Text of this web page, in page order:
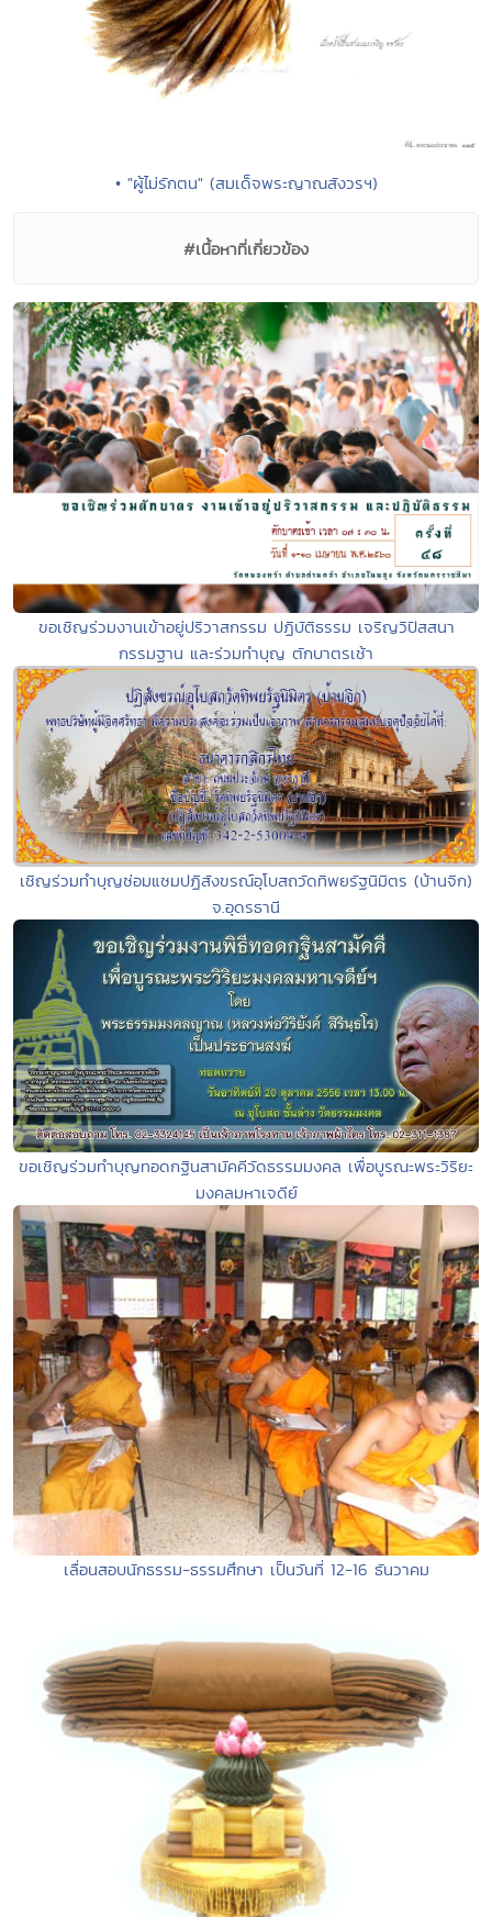
• "ผู้ไม่รักตน" (สมเด็จพระญาณสังวรฯ)
#เนื้อหาที่เกี่ยวข้อง
ขอเชิญร่วมงานเข้าอยู่ปริวาสกรรม ปฏิบัติธรรม เจริญวิปัสสนา
กรรมฐาน และร่วมทำบุญ ตักบาตรเช้า
เชิญร่วมทำบุญซ่อมแซมปฏิสังขรณ์อุโบสถวัดทิพยรัฐนิมิตร (บ้านจิก)
จ.อุดรธานี
ขอเชิญร่วมทำบุญทอดกฐินสามัคคีวัดธรรมมงคล เพื่อบูรณะพระวิริยะ
มงคลมหาเจดีย์
เลื่อนสอบนักธรรม-ธรรมศึกษา เป็นวันที่ 12-16 ธันวาคม